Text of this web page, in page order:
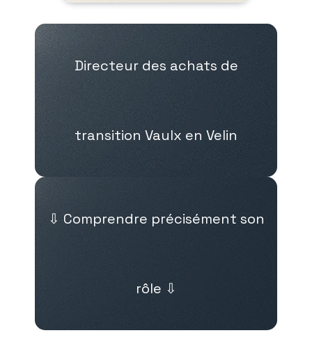
Directeur des achats de
transition Vaulx en Velin
⇩ Comprendre précisément son
rôle ⇩